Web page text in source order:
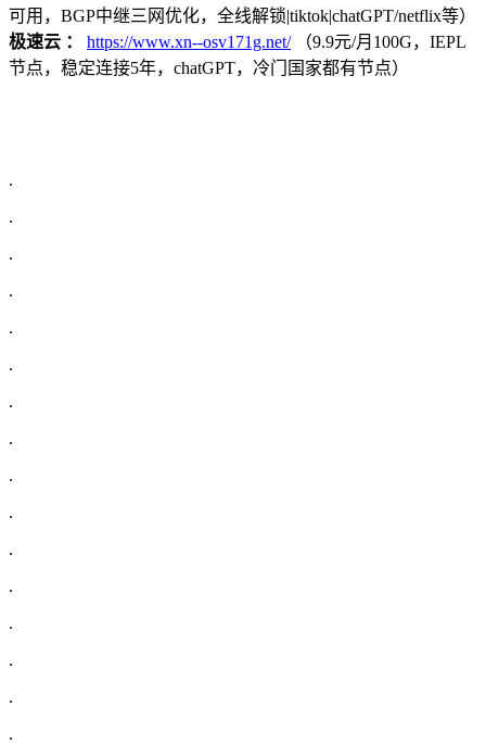
可用，BGP中继三网优化，全线解锁|tiktok|chatGPT/netflix等）
极速云 ：
https://www.xn--osv171g.net/（9.9元/月100G，IEPL
节点，稳定连接5年，chatGPT，冷门国家都有节点）
.
.
.
.
.
.
.
.
.
.
.
.
.
.
.
.